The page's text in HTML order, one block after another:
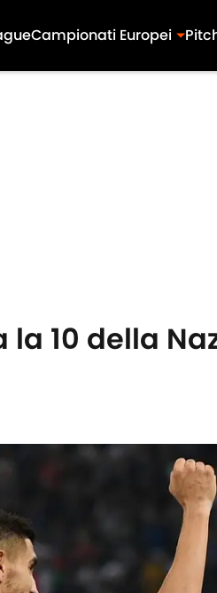
Campionati Europei
10 della